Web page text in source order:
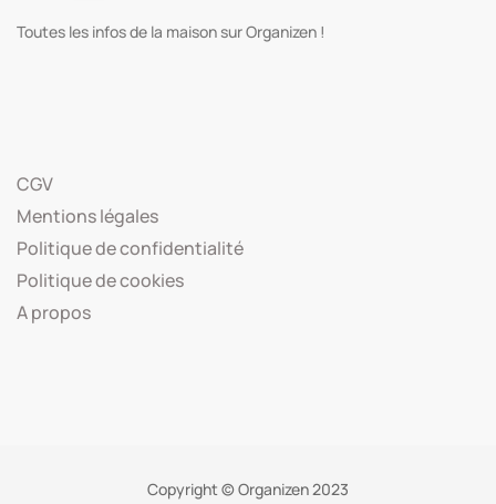
Toutes les infos de la maison sur Organizen !
CGV
Mentions légales
Politique de confidentialité
Politique de cookies
A propos
Copyright © Organizen 2023